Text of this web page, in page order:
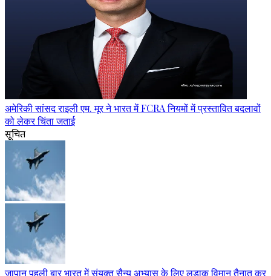
अमेरिकी सांसद राइली एम. मूर ने भारत में FCRA नियमों में प्रस्तावित बदलावों
को लेकर चिंता जताई
सूचित
जापान पहली बार भारत में संयुक्त सैन्य अभ्यास के लिए लड़ाकू विमान तैनात कर